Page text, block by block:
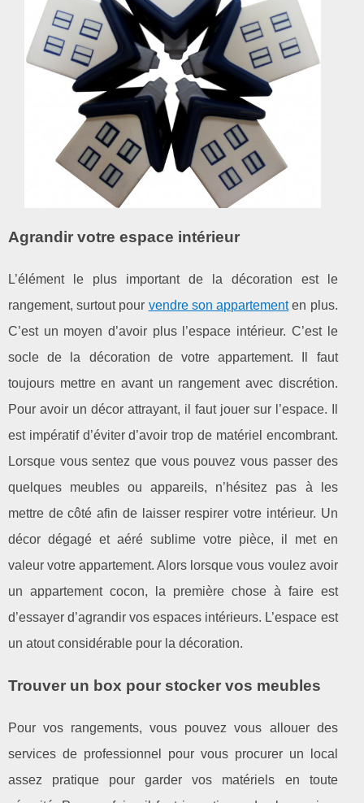
Agrandir votre espace intérieur
L’élément le plus important de la décoration est le
rangement, surtout pour vendre son appartementen plus.
C’est un moyen d’avoir plus l’espace intérieur. C’est le
socle de la décoration de votre appartement. Il faut
toujours mettre en avant un rangement avec discrétion.
Pour avoir un décor attrayant, il faut jouer sur l’espace. Il
est impératif d’éviter d’avoir trop de matériel encombrant.
Lorsque vous sentez que vous pouvez vous passer des
quelques meubles ou appareils, n’hésitez pas à les
mettre de côté afin de laisser respirer votre intérieur. Un
décor dégagé et aéré sublime votre pièce, il met en
valeur votre appartement. Alors lorsque vous voulez avoir
un appartement cocon, la première chose à faire est
d’essayer d’agrandir vos espaces intérieurs. L’espace est
un atout considérable pour la décoration.
Trouver un box pour stocker vos meubles
Pour vos rangements, vous pouvez vous allouer des
services de professionnel pour vous procurer un local
assez pratique pour garder vos matériels en toute